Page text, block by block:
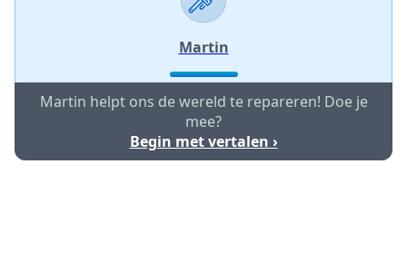
Martin
Martin helpt ons de wereld te repareren! Doe je
mee?
Begin met vertalen ›